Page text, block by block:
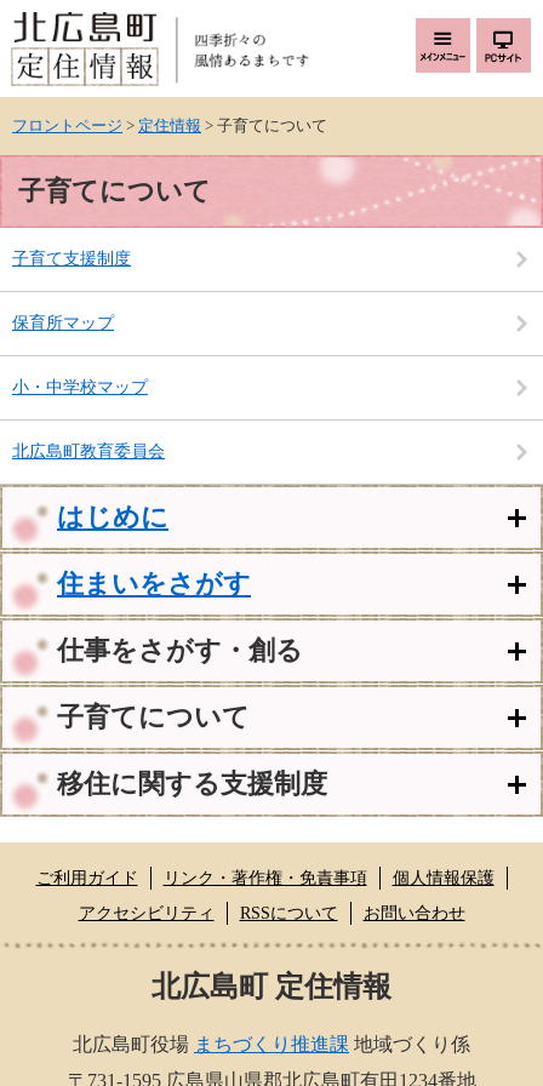
ページの先頭です。
メニューを飛ばして本文へ
フロントページ > 定住情報 > 子育てについて
はじめに
住まいをさがす
仕事をさがす・創る
子育てについて
移住に関する支援制度
本文
子育てについて
子育て支援制度
保育所マップ
小・中学校マップ
北広島町教育委員会
ご利用ガイド リンク・著作権・免責事項
個人情報保護
アクセシビリティ
RSSについて お問い合わせ
北広島町 定住情報
北広島町役場 まちづくり推進課 地域づくり係
〒731-1595 広島県山県郡北広島町有田1234番地